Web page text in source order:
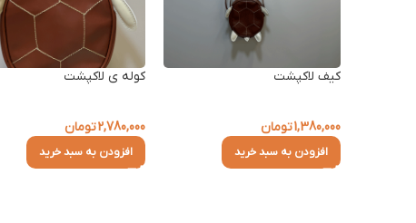
کیف لاکپشت
1,380,000تومان
افزودن به سبد خرید
کوله ی لاکپشت
2,780,000تومان
افزودن به سبد خرید